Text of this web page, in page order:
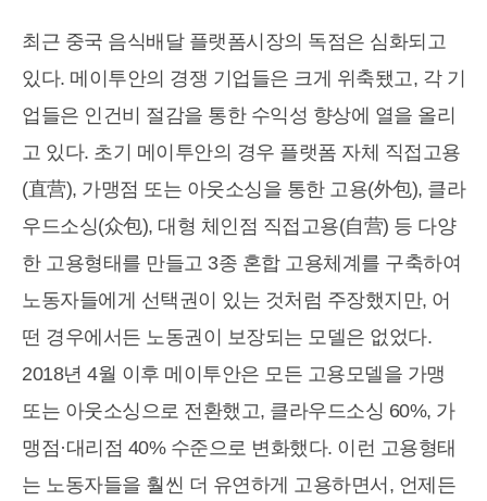
최근 중국 음식배달 플랫폼시장의 독점은 심화되고
있다. 메이투안의 경쟁 기업들은 크게 위축됐고, 각 기
업들은 인건비 절감을 통한 수익성 향상에 열을 올리
고 있다. 초기 메이투안의 경우 플랫폼 자체 직접고용
(直营), 가맹점 또는 아웃소싱을 통한 고용(外包), 클라
우드소싱(众包), 대형 체인점 직접고용(自营) 등 다양
한 고용형태를 만들고 3종 혼합 고용체계를 구축하여
노동자들에게 선택권이 있는 것처럼 주장했지만, 어
떤 경우에서든 노동권이 보장되는 모델은 없었다.
2018년 4월 이후 메이투안은 모든 고용모델을 가맹
또는 아웃소싱으로 전환했고, 클라우드소싱 60%, 가
맹점·대리점 40% 수준으로 변화했다. 이런 고용형태
는 노동자들을 훨씬 더 유연하게 고용하면서, 언제든